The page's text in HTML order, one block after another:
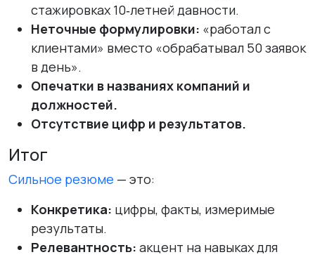
стажировках 10‑летней давности.
Неточные формулировки: «работал с
клиентами» вместо «обрабатывал 50 заявок
в день».
Опечатки в названиях компаний и
должностей.
Отсутствие цифр и результатов.
Итог
Сильное резюме — это:
Конкретика: цифры, факты, измеримые
результаты.
Релевантность: акцент на навыках для